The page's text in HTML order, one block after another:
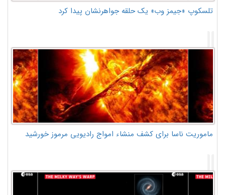
تلسکوپ «جیمز وب» یک حلقه جواهرنشان پیدا کرد
ماموریت ناسا برای کشف منشاء امواج رادیویی مرموز خورشید